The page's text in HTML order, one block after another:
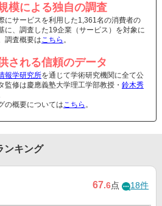
模による独自の調査
にサービスを利用した1,361名の消費者の
に、調査した19企業（サービス）を対象に
調査概要はこちら 。
される信頼のデータ
報学研究所を通じて学術研究機関に全て公
監修は慶應義塾大学理工学部教授・ 鈴木秀
の概要についてはこちら 。
ンキング
67.6点 18件